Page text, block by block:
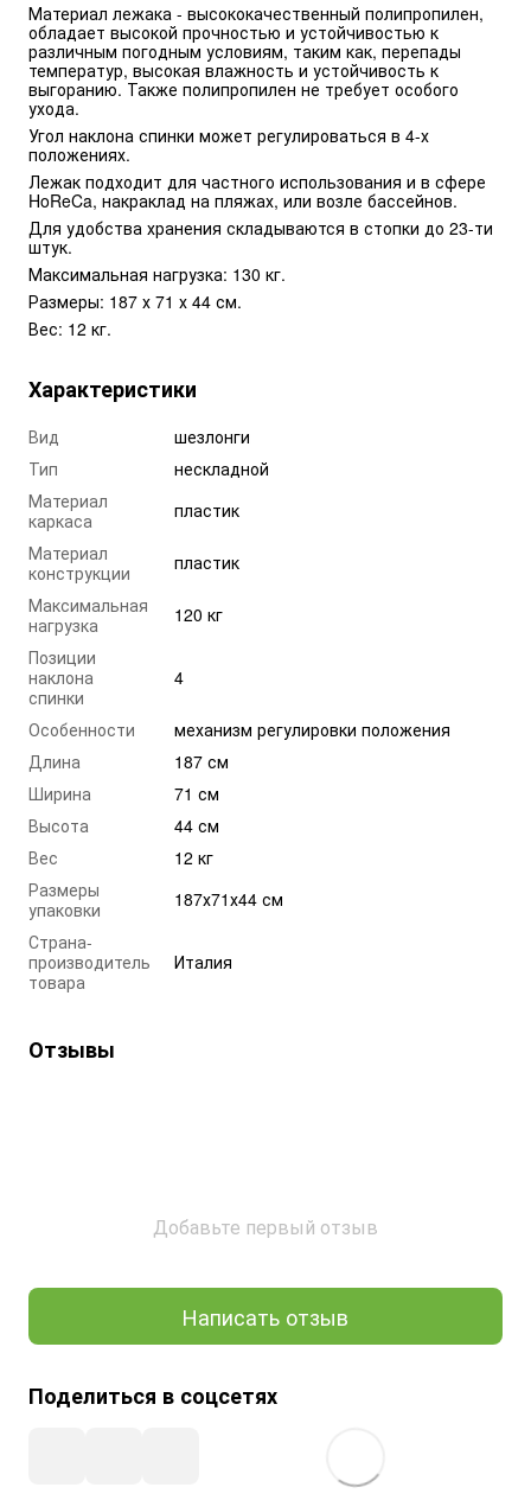
Материал лежака - высококачественный полипропилен,
обладает высокой прочностью и устойчивостью к
различным погодным условиям, таким как, перепады
температур, высокая влажность и устойчивость к
выгоранию. Также полипропилен не требует особого
ухода.
Угол наклона спинки может регулироваться в 4-х
положениях.
Лежак подходит для частного использования и в сфере
HoReCa, накраклад на пляжах, или возле бассейнов.
Для удобства хранения складываются в стопки до 23-ти
штук.
Максимальная нагрузка: 130 кг.
Размеры: 187 х 71 х 44 см.
Вес: 12 кг.
Характеристики
Вид
шезлонги
Тип
нескладной
Материал
каркаса
пластик
Материал
конструкции
пластик
Максимальная
нагрузка
120 кг
Позиции
наклона
спинки
4
Особенности
механизм регулировки положения
Длина
187 см
Ширина
71 см
Высота
44 см
Вес
12 кг
Размеры
упаковки
187х71х44 см
Страна-
производитель
товара
Италия
Отзывы
Добавьте первый отзыв
Написать отзыв
Поделиться в соцсетях